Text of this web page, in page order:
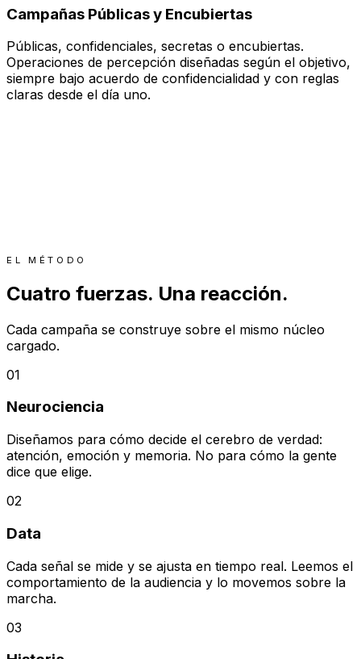
Campañas Públicas y Encubiertas
Públicas, confidenciales, secretas o encubiertas.
Operaciones de percepción diseñadas según el objetivo,
siempre bajo acuerdo de confidencialidad y con reglas
claras desde el día uno.
EL MÉTODO
Cuatro fuerzas. Una reacción.
Cada campaña se construye sobre el mismo núcleo
cargado.
01
Neurociencia
Diseñamos para cómo decide el cerebro de verdad:
atención, emoción y memoria. No para cómo la gente
dice que elige.
02
Data
Cada señal se mide y se ajusta en tiempo real. Leemos el
comportamiento de la audiencia y lo movemos sobre la
marcha.
03